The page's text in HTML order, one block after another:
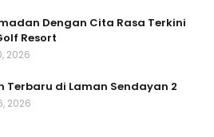
Dengan Cita Rasa Terkini
Resort
2026
Terbaru di Laman Sendayan 2
2026